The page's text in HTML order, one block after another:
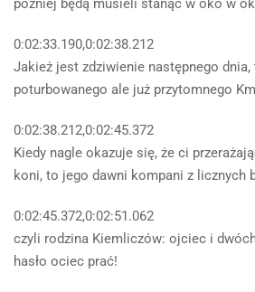
później będą musieli stanąć w oko w
0:02:33.190,0:02:38.212
Jakież jest zdziwienie następnego dnia,
poturbowanego ale już przytomnego
0:02:38.212,0:02:45.372
Kiedy nagle okazuje się, że ci
koni, to jego dawni kompani z licznych
0:02:45.372,0:02:51.062
czyli rodzina Kiemliczów: ojciec i
hasło ociec prać!